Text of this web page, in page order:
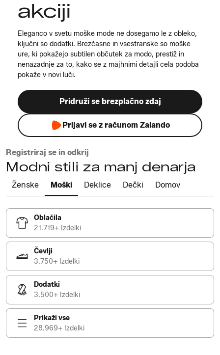
akciji
Eleganco v svetu moške mode ne dosegamo le z obleko,
ključni so dodatki. Brezčasne in vsestranske so moške
ure, ki pokažejo subtilen občutek za modo, prestiž in
nenazadnje za to, kako se z majhnimi detajli cela podoba
pokaže v novi luči.
Pridruži se brezplačno zdaj
Prijavi se z računom Zalando
Registriraj se in odkrij
Modni stili za manj denarja
Ženske Moški Deklice Dečki Domov
Oblačila
21.719+ Izdelki
Čevlji
3.750+ Izdelki
Dodatki
3.500+ Izdelki
Prikaži vse
28.969+ Izdelki